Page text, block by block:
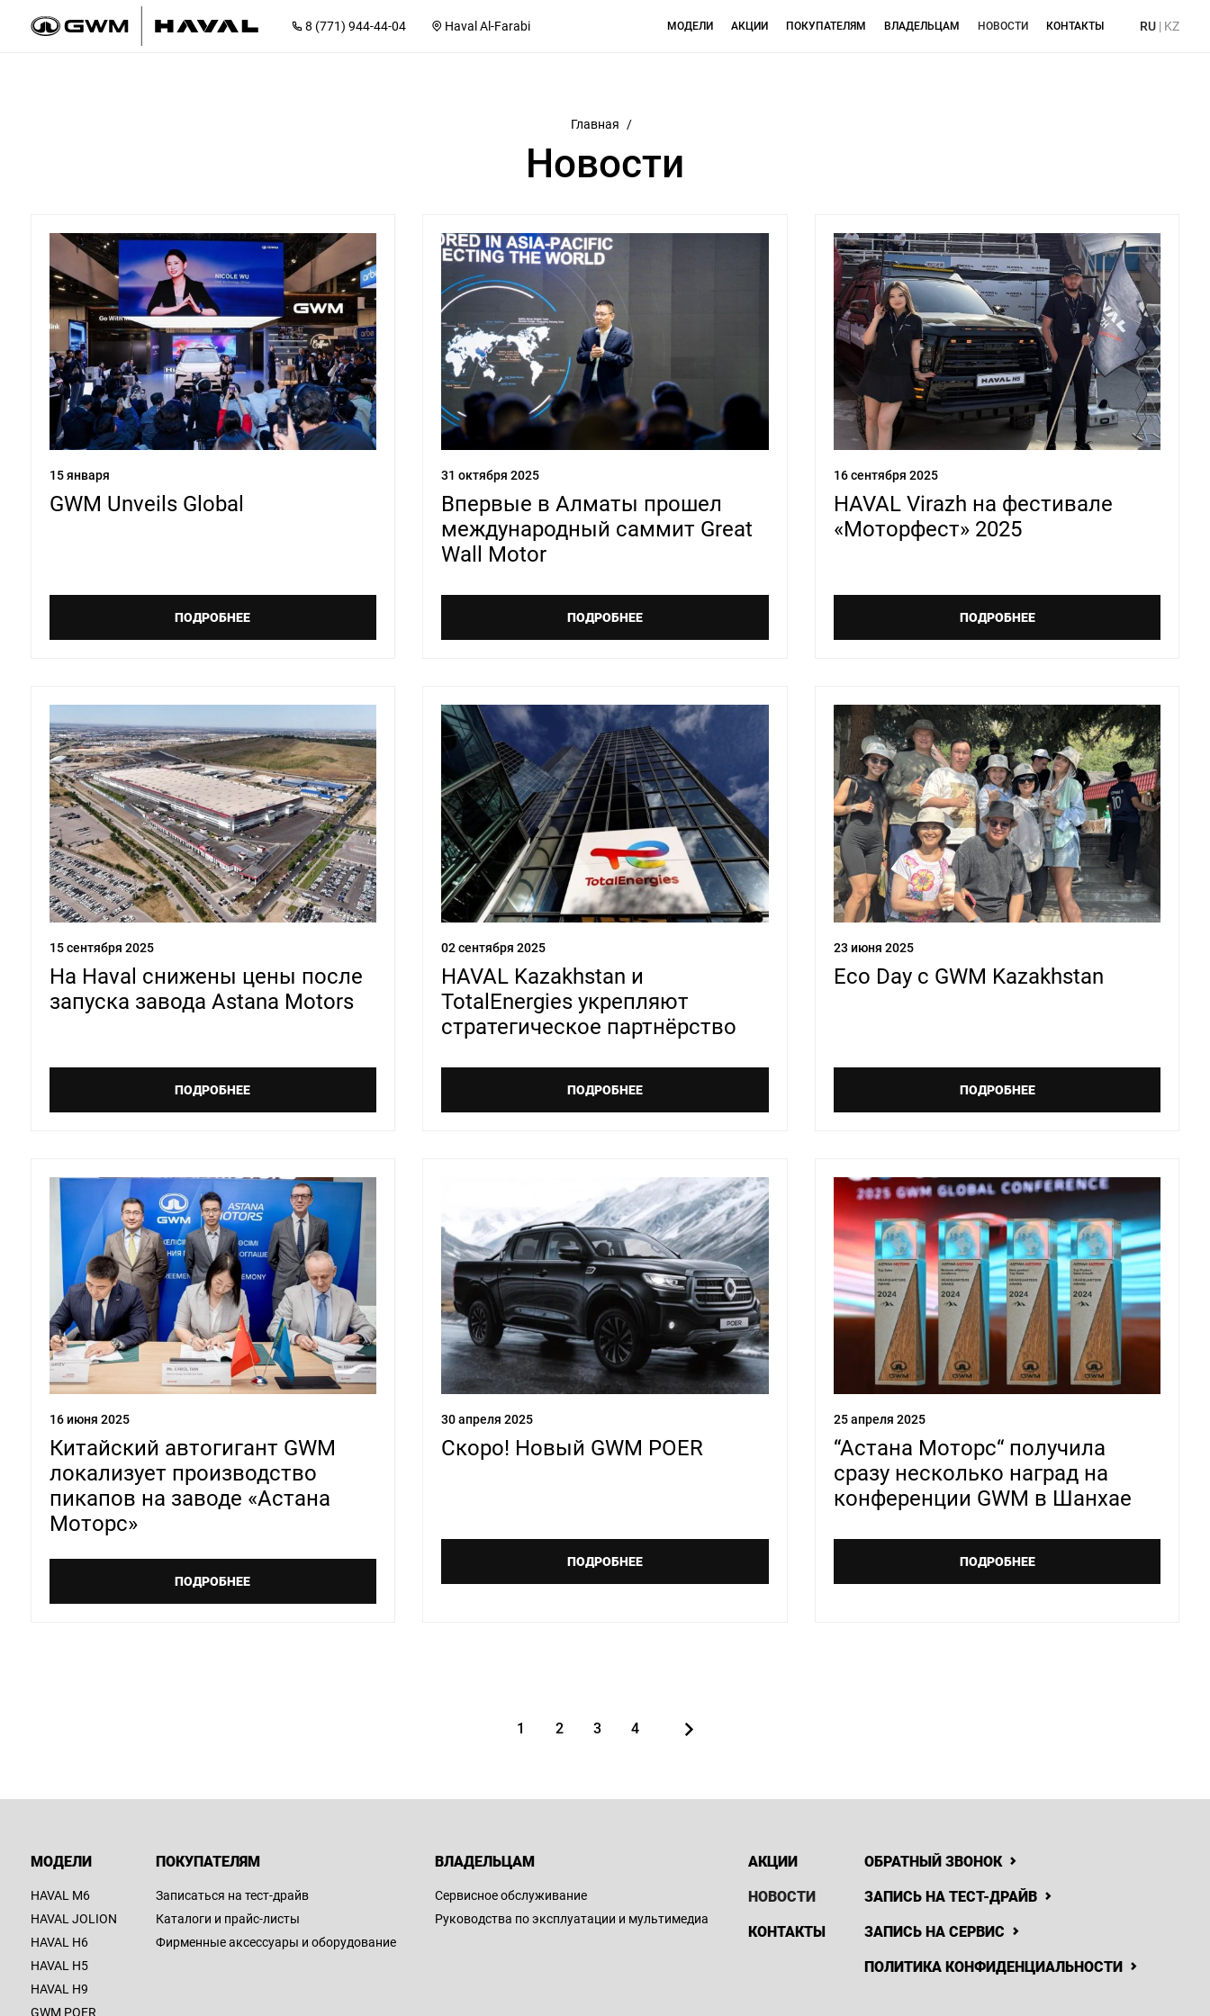
8 (771) 944-44-04 Haval Al-Farabi МОДЕЛИ АКЦИИ ПОКУПАТЕЛЯМ ВЛАДЕЛЬЦАМ НОВОСТИ КОНТАКТЫ RU | KZ
Главная /
Новости
15 января
GWM Unveils Global
ПОДРОБНЕЕ
31 октября 2025
Впервые в Алматы прошел
международный саммит Great
Wall Motor
ПОДРОБНЕЕ
16 сентября 2025
HAVAL Virazh на фестивале
«Моторфест» 2025
ПОДРОБНЕЕ
15 сентября 2025
На Haval снижены цены после
запуска завода Astana Motors
ПОДРОБНЕЕ
02 сентября 2025
HAVAL Kazakhstan и
TotalEnergies укрепляют
стратегическое партнёрство
ПОДРОБНЕЕ
23 июня 2025
Eco Day с GWM Kazakhstan
ПОДРОБНЕЕ
16 июня 2025
Китайский автогигант GWM
локализует производство
пикапов на заводе «Астана
Моторс»
ПОДРОБНЕЕ
30 апреля 2025
Скоро! Новый GWM POER
ПОДРОБНЕЕ
25 апреля 2025
“Acтана Моторс“ получила
сразу несколько наград на
конференции GWM в Шанхае
ПОДРОБНЕЕ
1 2 3 4
МОДЕЛИ
HAVAL M6
HAVAL JOLION
HAVAL H6
HAVAL H5
HAVAL H9
GWM POER
ПОКУПАТЕЛЯМ
Записаться на тест-драйв
Каталоги и прайс-листы
Фирменные аксессуары и оборудование
ВЛАДЕЛЬЦАМ
Сервисное обслуживание
Руководства по эксплуатации и мультимедиа
АКЦИИ
НОВОСТИ
КОНТАКТЫ
ОБРАТНЫЙ ЗВОНОК
ЗАПИСЬ НА ТЕСТ-ДРАЙВ
ЗАПИСЬ НА СЕРВИС
ПОЛИТИКА КОНФИДЕНЦИАЛЬНОСТИ